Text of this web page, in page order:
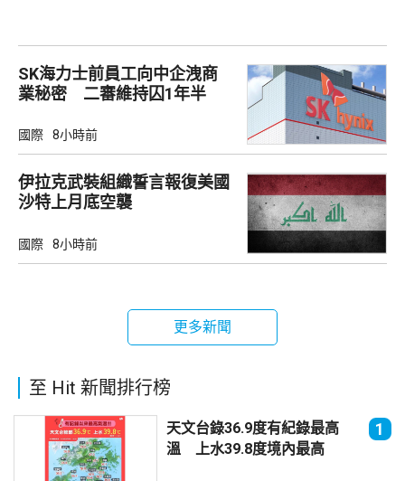
SK海力士前員工向中企洩商
業秘密 二審維持囚1年半
國際 8小時前
伊拉克武裝組織誓言報復美國
沙特上月底空襲
國際 8小時前
更多新聞
至 Hit 新聞排行榜
天文台錄36.9度有紀錄最高
溫 上水39.8度境內最高
1